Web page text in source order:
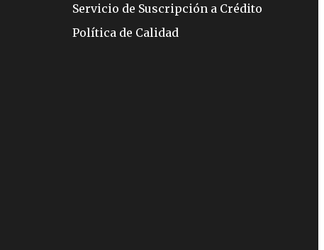
Servicio de Suscripción a Crédito
Política de Calidad